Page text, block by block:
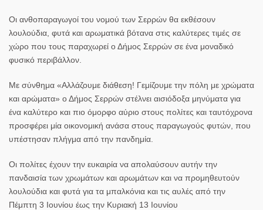
Οι ανθοπαραγωγοί του νομού των Σερρών θα εκθέσουν
λουλούδια, φυτά και αρωματικά βότανα στις καλύτερες τιμές σε
χώρο που τους παραχωρεί ο Δήμος Σερρών σε ένα μοναδικό
φυσικό περιβάλλον.
Με σύνθημα «Αλλάζουμε διάθεση! Γεμίζουμε την πόλη με χρώματα
και αρώματα» ο Δήμος Σερρών στέλνει αισιόδοξα μηνύματα για
ένα καλύτερο και πιο όμορφο αύριο στους πολίτες και ταυτόχρονα
προσφέρει μία οικονομική ανάσα στους παραγωγούς φυτών, που
υπέστησαν πλήγμα από την πανδημία.
Οι πολίτες έχουν την ευκαιρία να απολαύσουν αυτήν την
πανδαισία των χρωμάτων και αρωμάτων και να προμηθευτούν
λουλούδια και φυτά για τα μπαλκόνια και τις αυλές από την
Πέμπτη 3 Ιουνίου έως την Κυριακή 13 Ιουνίου